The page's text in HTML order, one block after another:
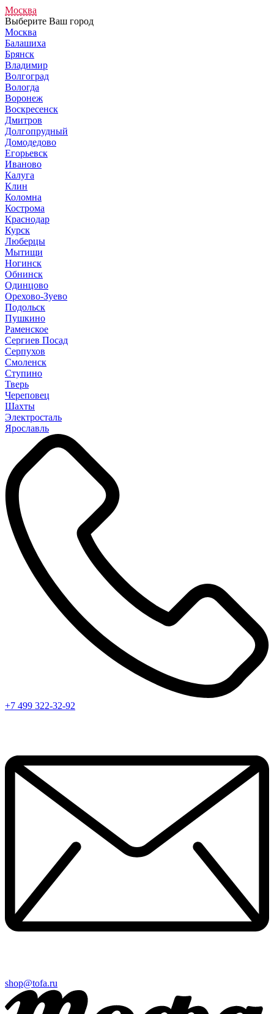
Москва
Выберите Ваш город
Москва
Балашиха
Брянск
Владимир
Волгоград
Вологда
Воронеж
Воскресенск
Дмитров
Долгопрудный
Домодедово
Егорьевск
Иваново
Калуга
Клин
Коломна
Кострома
Краснодар
Курск
Люберцы
Мытищи
Ногинск
Обнинск
Одинцово
Орехово-Зуево
Подольск
Пушкино
Раменское
Сергиев Посад
Серпухов
Смоленск
Ступино
Тверь
Череповец
Шахты
Электросталь
Ярославль
+7 499 322-32-92
shop@tofa.ru